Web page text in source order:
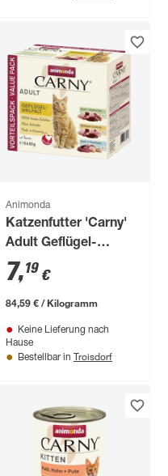
Animonda
Katzenfutter 'Carny'
Adult Geflügel-
Vielfalt 8 x 85 g
7,19 €
84,59 € / Kilogramm
Keine Lieferung nach
Hause
Bestellbar in Troisdorf